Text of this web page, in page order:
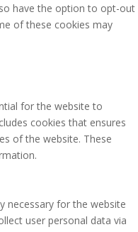
have the option to opt-out
of these cookies may
for the website to
cookies that ensures
of the website. These
necessary for the website
user personal data via